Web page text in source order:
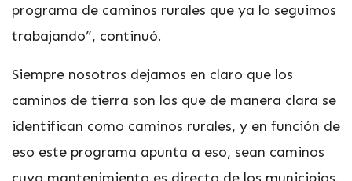
programa de caminos rurales que ya lo seguimos
trabajando”, continuó.
Siempre nosotros dejamos en claro que los
caminos de tierra son los que de manera clara se
identifican como caminos rurales, y en función de
eso este programa apunta a eso, sean caminos
cuyo mantenimiento es directo de los municipios.